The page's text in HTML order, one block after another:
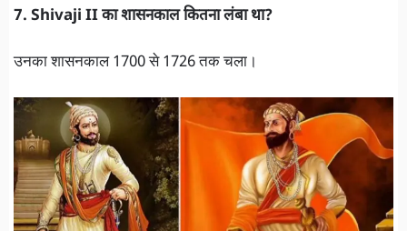
7. Shivaji II का शासनकाल कितना लंबा था?
उनका शासनकाल 1700 से 1726 तक चला।